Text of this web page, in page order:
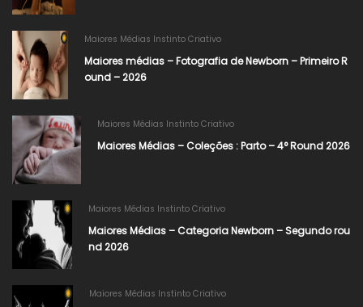
Maiores Médias Instinto Criativo
Maiores médias – Fotografia de Newborn – Primeiro R
ound – 2026
Maiores Médias Instinto Criativo
Maiores Médias – Coleções : Parto – 4° Round 2026
Maiores Médias Instinto Criativo
Maiores Médias – Categoria Newborn – Segundo rou
nd 2026
Maiores Médias Instinto Criativo